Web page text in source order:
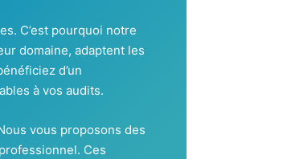
C’est pourquoi notre
domaine, adaptent les
d’un
à vos audits.
vous proposons des
Ces